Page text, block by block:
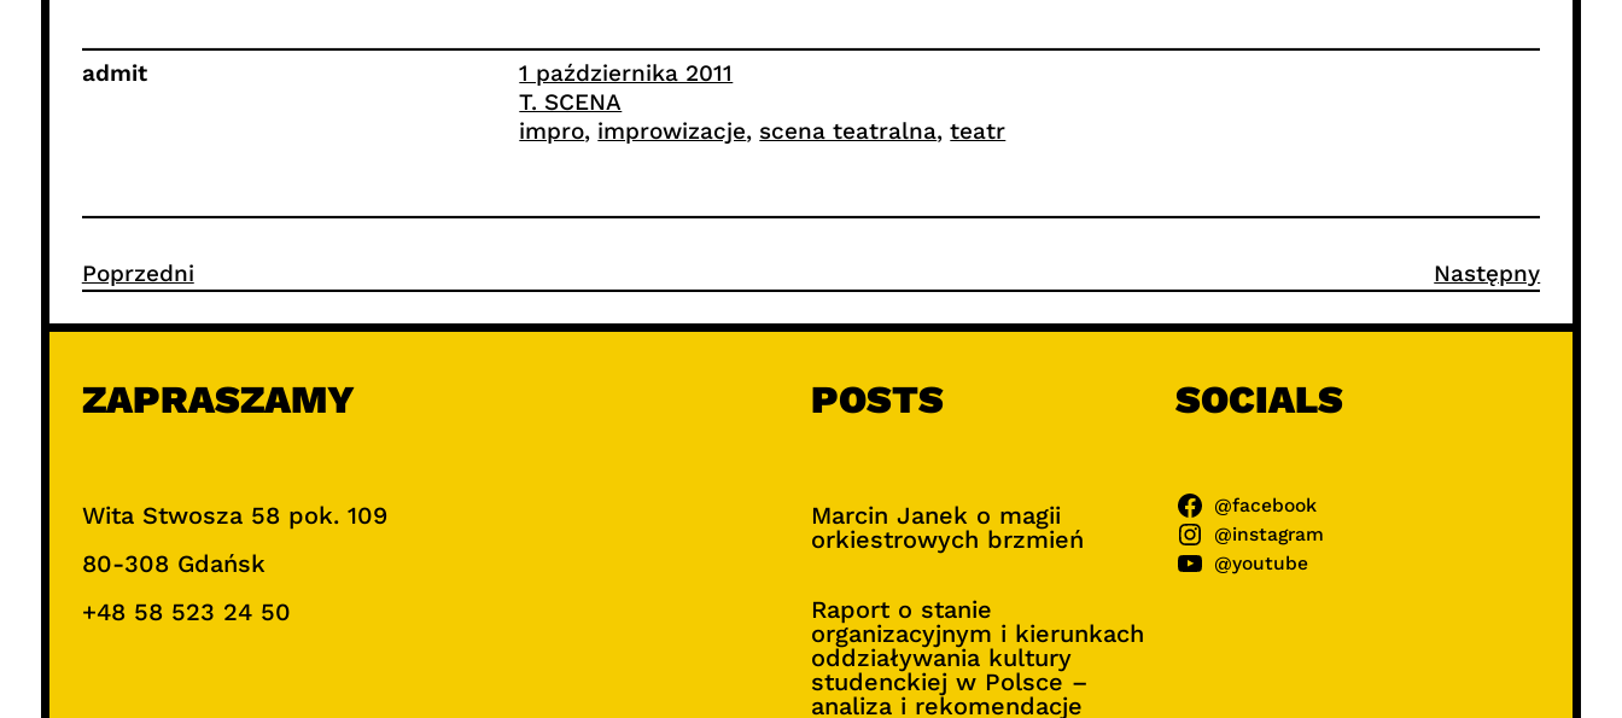
admit
1 października 2011
T. SCENA
impro, improwizacje, scena teatralna, teatr
Poprzedni Następny
ZAPRASZAMY
Wita Stwosza 58 pok. 109
80-308 Gdańsk
+48 58 523 24 50
POSTS
Marcin Janek o magii
orkiestrowych brzmień
Raport o stanie
organizacyjnym i kierunkach
oddziaływania kultury
studenckiej w Polsce –
analiza i rekomendacje
SOCIALS
@facebook
@instagram
@youtube